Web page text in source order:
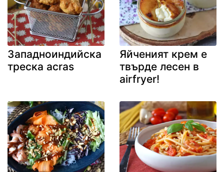
Западноиндийска
треска acras
Яйченият крем е
твърде лесен в
airfryer!